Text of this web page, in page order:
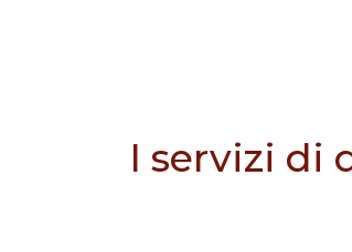
I servizi di